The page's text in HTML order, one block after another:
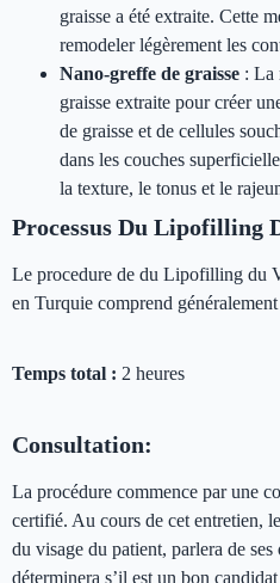
graisse a été extraite. Cette
remodeler légèrement les
Nano-greffe de graisse : La
graisse extraite pour créer
de graisse et de cellules
dans les couches
la texture, le tonus et le
Processus Du Lipofilling
Le procedure de du Lipofilling du
en Turquie comprend
Temps total : 2 heures
Consultation:
La procédure commence par une
certifié. Au cours de cet entretien,
du visage du patient, parlera de
déterminera s’il est un bon